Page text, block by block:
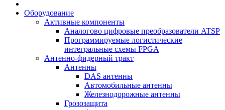
Оборудование
Активные компоненты
Аналогово цифровые преобразователи ATSP
Программируемые логистические
интегральные схемы FPGA
Антенно-фидерный тракт
Антенны
DAS антенны
Автомобильные антенны
Железнодорожные антенны
Грозозащита